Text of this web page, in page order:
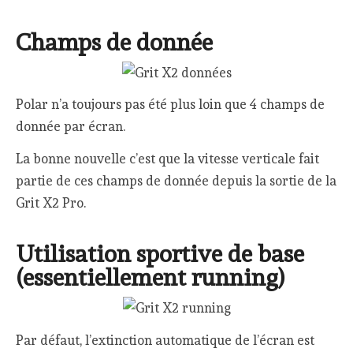
Champs de donnée
Polar n’a toujours pas été plus loin que 4 champs de
donnée par écran.
La bonne nouvelle c’est que la vitesse verticale fait
partie de ces champs de donnée depuis la sortie de la
Grit X2 Pro.
Utilisation sportive de base
(essentiellement running)
Par défaut, l’extinction automatique de l’écran est